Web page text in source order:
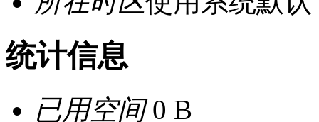
统计信息
已用空间0 B